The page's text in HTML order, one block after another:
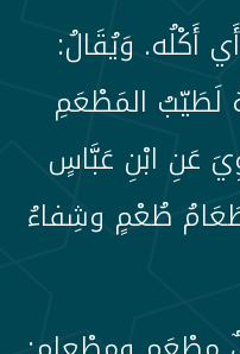
أَكْلُه. وَيُقَالُ:
المَطْعَمِ
عَنِ ابْنِ عَبَّاسٍ
طُعْمٍ وشِفاءُ